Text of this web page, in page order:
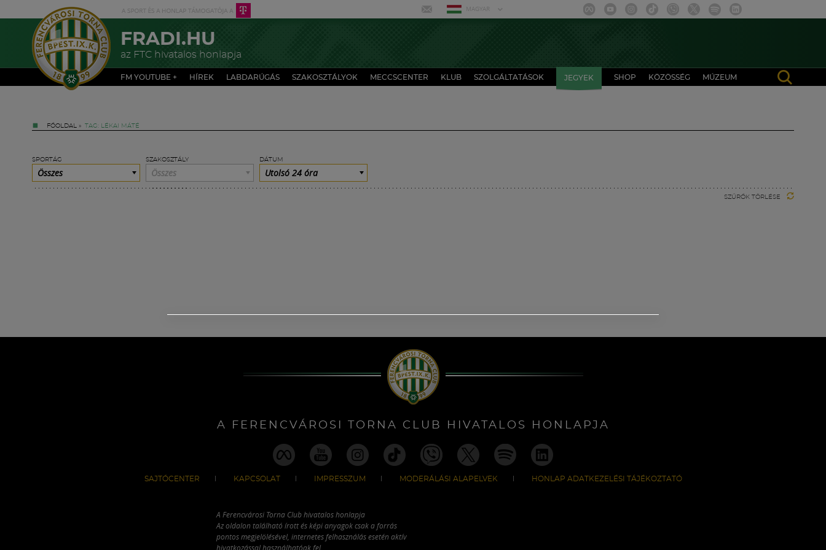
MAGYAR
FRADI.HU
az FTC hivatalos honlapja
FM YOUTUBE + HÍREK LABDARÚGÁS SZAKOSZTÁLYOK MECCSCENTER KLUB SZOLGÁLTATÁSOK JEGYEK SHOP KÖZÖSSÉG MÚZEUM
FŐOLDAL » TAG: LÉKAI MÁTÉ
SPORTÁG
Összes
SZAKOSZTÁLY
Összes
DÁTUM
Utolsó 24 óra
SZŰRŐK TÖRLÉSE
A FERENCVÁROSI TORNA CLUB HIVATALOS HONLAPJA
SAJTÓCENTER KAPCSOLAT IMPRESSZUM MODERÁLÁSI ALAPELVEK HONLAP ADATKEZELÉSI TÁJÉKOZTATÓ
A Ferencvárosi Torna Club hivatalos honlapja
Az oldalon található írott és képi anyagok csak a forrás
pontos megjelölésével, internetes felhasználás esetén aktív
hivatkozással használhatóak fel.